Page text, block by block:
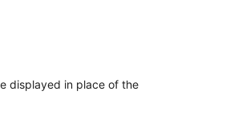
displayed in place of the